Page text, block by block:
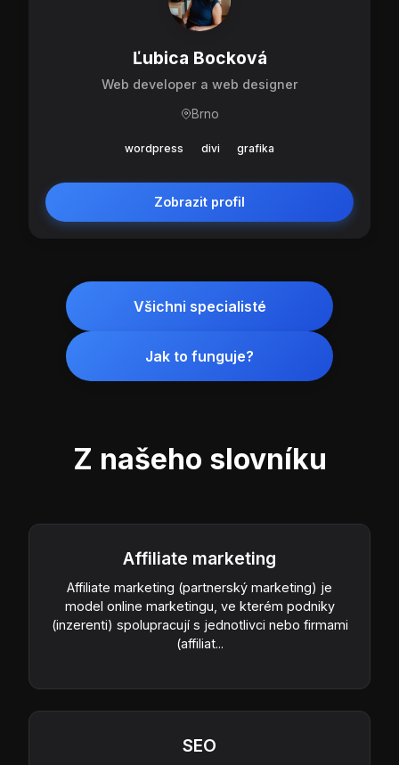
Ľubica Bocková
Web developer a web designer
Brno
wordpress divi grafika
Zobrazit profil
Všichni specialisté
Jak to funguje?
Z našeho slovníku
Affiliate marketing
Affiliate marketing (partnerský marketing) je
model online marketingu, ve kterém podniky
(inzerenti) spolupracují s jednotlivci nebo firmami
(affiliat...
SEO